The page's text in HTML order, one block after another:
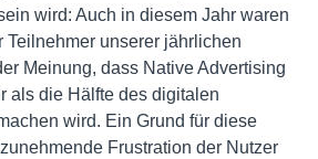
wird: Auch in diesem Jahr waren
Teilnehmer unserer jährlichen
Meinung, dass Native Advertising
als die Hälfte des digitalen
wird. Ein Grund für diese
Frustration der Nutzer